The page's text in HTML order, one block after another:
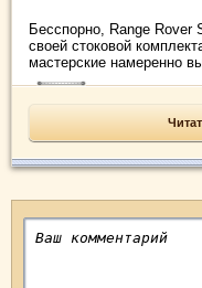
Бесспорно, Range Rover
своей стоковой
мастерские намеренно